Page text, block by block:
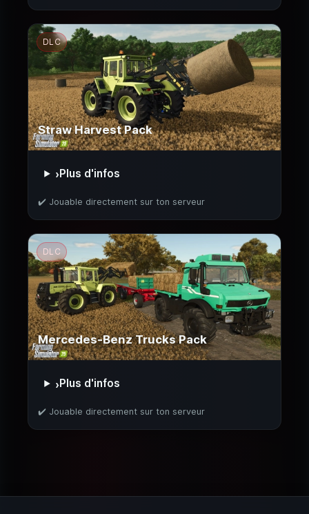
DLC
Straw Harvest Pack
›Plus d'infos
✔️ Jouable directement sur ton serveur
DLC
Mercedes-Benz Trucks Pack
›Plus d'infos
✔️ Jouable directement sur ton serveur